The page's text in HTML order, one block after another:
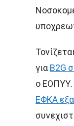
για B2G
ο ΕΟΠΥΥ.
ΕΦΚΑ